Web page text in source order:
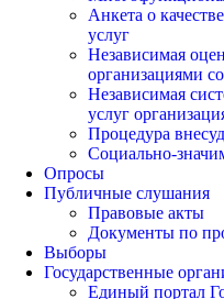
Анкета о
услуг
Независимая
организациями
Независимая
услуг
Процедура
Социально-
Опросы
Публичные слушания
Правовые акты
Документы по
Выборы
Государственные
Единый портал